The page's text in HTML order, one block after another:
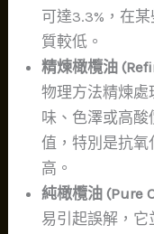
可達3.3%，在
質較低。
精煉橄欖油
物理方法精煉
味、色澤或高
值，特別是抗氧
高。
純橄欖油 (Pure
易引起誤解，它